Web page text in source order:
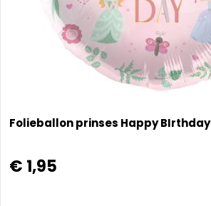
Folieballon prinses Happy BIrthday
€ 1,95